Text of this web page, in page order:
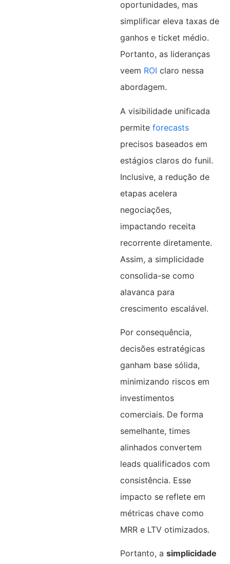
oportunidades, mas
simplificar eleva taxas de
ganhos e ticket médio.
Portanto, as lideranças
veem ROI claro nessa
abordagem.
A visibilidade unificada
permite forecasts
precisos baseados em
estágios claros do funil.
Inclusive, a redução de
etapas acelera
negociações,
impactando receita
recorrente diretamente.
Assim, a simplicidade
consolida-se como
alavanca para
crescimento escalável.​
Por consequência,
decisões estratégicas
ganham base sólida,
minimizando riscos em
investimentos
comerciais. De forma
semelhante, times
alinhados convertem
leads qualificados com
consistência. Esse
impacto se reflete em
métricas chave como
MRR e LTV otimizados.​
Portanto, a simplicidade